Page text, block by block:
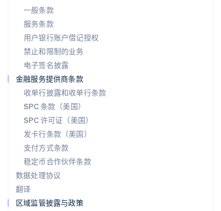
一般条款
服务条款
用户银行账户借记授权
禁止和限制的业务
电子签名披露
金融服务提供商条款
收单行披露和收单行条款
SPC 条款（美国）
SPC 许可证（美国）
发卡行条款（美国）
支付方式条款
稳定币合作伙伴条款
数据处理协议
翻译
区域监管披露与政策
Português
日本
日本語English
瑞典
SvenskaEnglish
DeutschFrançais
塞浦路斯
English
斯洛伐克
English
斯洛文尼亚
泰国
ไทยEnglish
希腊
English
西班牙
Español
新加坡